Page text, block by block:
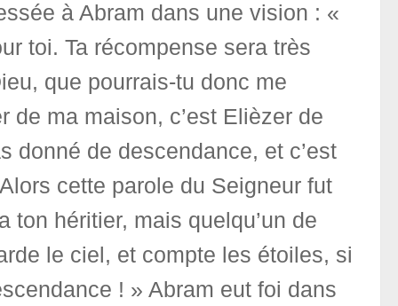
à Abram dans une vision : «
toi. Ta récompense sera très
que pourrais-tu donc me
de ma maison, c’est Elièzer de
donné de descendance, et c’est
cette parole du Seigneur fut
ton héritier, mais quelqu’un de
le ciel, et compte les étoiles, si
! » Abram eut foi dans